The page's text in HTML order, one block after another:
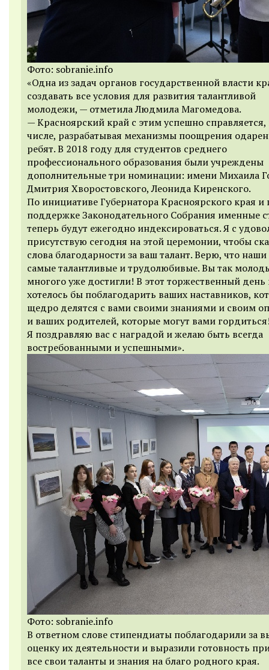
Фото: sobranie.info
«Одна из задач органов государственной власти
создавать все условия для развития талантливой
молодежи, — отметила Людмила Магомедова.
— Красноярский край с этим успешно справляется,
числе, разрабатывая механизмы поощрения
ребят. В 2018 году для студентов среднего
профессионального образования были учреждены
дополнительные три номинации: имени Михаила
Дмитрия Хворостовского, Леонида Киренского.
По инициативе Губернатора Красноярского края и
поддержке Законодательного Собрания именные
теперь будут ежегодно индексироваться. Я с
присутствую сегодня на этой церемонии, чтобы
слова благодарности за ваш талант. Верю, что
самые талантливые и трудолюбивые. Вы так
многого уже достигли! В этот торжественный
хотелось бы поблагодарить ваших наставников,
щедро делятся с вами своими знаниями и своим
и ваших родителей, которые могут вами
Я поздравляю вас с наградой и желаю быть всегда
востребованными и успешными».
Фото: sobranie.info
В ответном слове стипендиаты поблагодарили за
оценку их деятельности и выразили готовность
все свои таланты и знания на благо родного края.